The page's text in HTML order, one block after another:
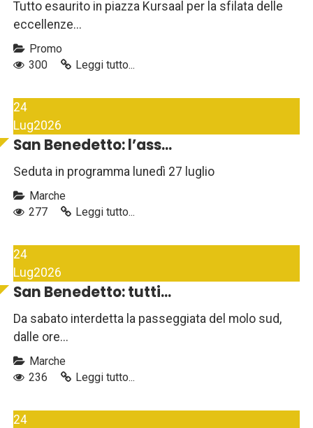
Tutto esaurito in piazza Kursaal per la sfilata delle
eccellenze...
Promo
300
Leggi tutto...
24
Lug2026
San Benedetto: l’ass...
Seduta in programma lunedì 27 luglio
Marche
277
Leggi tutto...
24
Lug2026
San Benedetto: tutti...
Da sabato interdetta la passeggiata del molo sud,
dalle ore...
Marche
236
Leggi tutto...
24